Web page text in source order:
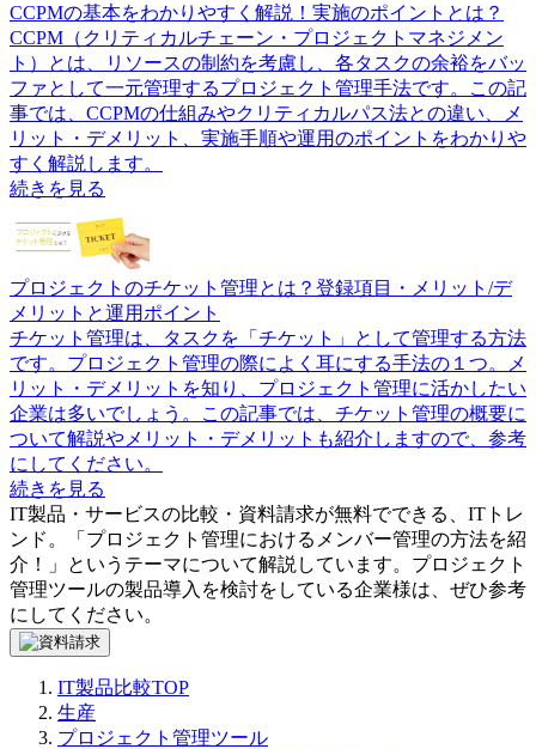
CCPMの基本をわかりやすく解説！実施のポイントとは？
CCPM（クリティカルチェーン・プロジェクトマネジメン
ト）とは、リソースの制約を考慮し、各タスクの余裕をバッ
ファとして一元管理するプロジェクト管理手法です。この記
事では、CCPMの仕組みやクリティカルパス法との違い、メ
リット・デメリット、実施手順や運用のポイントをわかりや
すく解説します。
続きを見る
プロジェクトのチケット管理とは？登録項目・メリット/デ
メリットと運用ポイント
チケット管理は、タスクを「チケット」として管理する方法
です。プロジェクト管理の際によく耳にする手法の１つ。メ
リット・デメリットを知り、プロジェクト管理に活かしたい
企業は多いでしょう。この記事では、チケット管理の概要に
ついて解説やメリット・デメリットも紹介しますので、参考
にしてください。
続きを見る
IT製品・サービスの比較・資料請求が無料でできる、ITトレ
ンド。「 プロジェクト管理におけるメンバー管理の方法を紹
介！
」というテーマについて解説しています。 プロジェクト
管理ツールの製品導入を検討をしている企業様は、ぜひ参考
にしてください。
IT製品比較TOP
生産
プロジェクト管理ツール